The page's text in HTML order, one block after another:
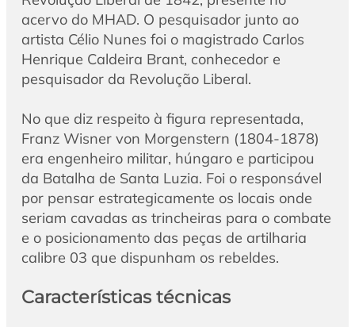
acervo do MHAD. O pesquisador junto ao
artista Célio Nunes foi o magistrado Carlos
Henrique Caldeira Brant, conhecedor e
pesquisador da Revolução Liberal.
No que diz respeito à figura representada,
Franz Wisner von Morgenstern (1804-1878)
era engenheiro militar, húngaro e participou
da Batalha de Santa Luzia. Foi o responsável
por pensar estrategicamente os locais onde
seriam cavadas as trincheiras para o combate
e o posicionamento das peças de artilharia
calibre 03 que dispunham os rebeldes.
Características técnicas